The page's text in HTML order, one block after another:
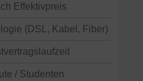
Effektivpreis
(DSL, Kabel, Fiber)
/ Studenten